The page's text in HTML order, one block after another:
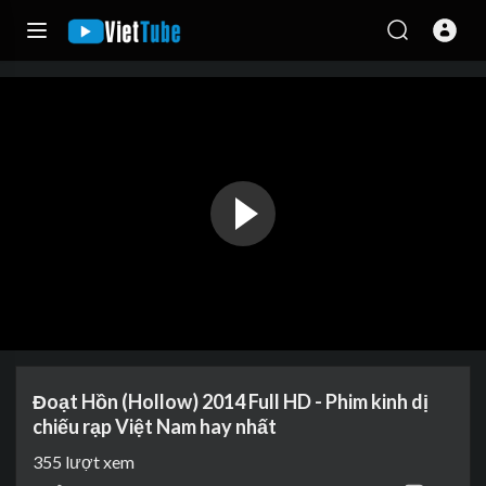
Đoạt Hồn (Hollow) 2014 Full HD - Phim kinh dị
chiếu rạp Việt Nam hay nhất
355 lượt xem